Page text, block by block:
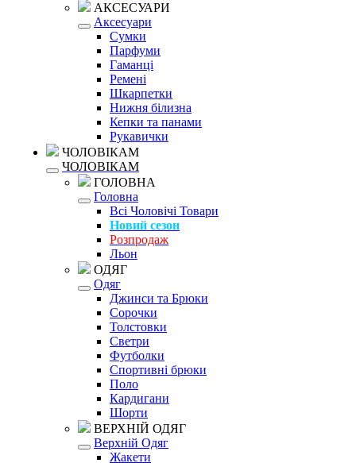
АКСЕСУАРИ
Аксесуари
Сумки
Парфуми
Гаманці
Ремені
Шкарпетки
Нижня білизна
Кепки та панами
Рукавички
ЧОЛОВІКАМ
ЧОЛОВІКАМ
ГОЛОВНА
Головна
Всі Чоловічі Товари
Новий сезон
Розпродаж
Льон
ОДЯГ
Одяг
Джинси та Брюки
Сорочки
Толстовки
Светри
Футболки
Спортивні брюки
Поло
Кардигани
Шорти
ВЕРХНІЙ ОДЯГ
Верхній Одяг
Жакети